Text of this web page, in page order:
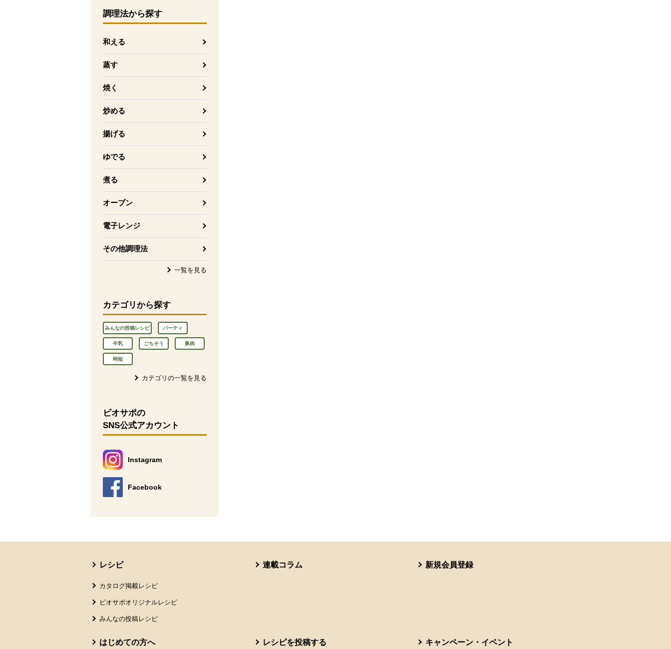
調理法から探す
和える
蒸す
焼く
炒める
揚げる
ゆでる
煮る
オーブン
電子レンジ
その他調理法
一覧を見る
カテゴリから探す
みんなの投稿レシピ パーティ
牛乳 ごちそう 豚肉
時短
カテゴリの一覧を見る
ビオサポの
SNS公式アカウント
Instagram
別のウィンドウで開きます。
Facebook
別のウィンドウで開きます。
レシピ
カタログ掲載レシピ
ビオサポオリジナルレシピ
みんなの投稿レシピ
連載コラム 新規会員登録
はじめての方へ レシピを投稿する キャンペーン・イベント